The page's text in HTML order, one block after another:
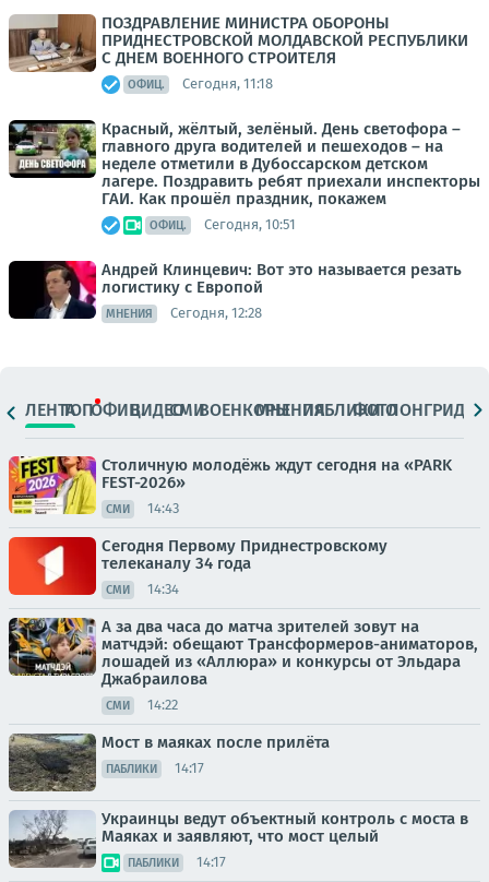
ПОЗДРАВЛЕНИЕ МИНИСТРА ОБОРОНЫ
ПРИДНЕСТРОВСКОЙ МОЛДАВСКОЙ РЕСПУБЛИКИ
С ДНЕМ ВОЕННОГО СТРОИТЕЛЯ
ОФИЦ. Сегодня, 11:18
Красный, жёлтый, зелёный. День светофора –
главного друга водителей и пешеходов – на
неделе отметили в Дубоссарском детском
лагере. Поздравить ребят приехали инспекторы
ГАИ. Как прошёл праздник, покажем
ОФИЦ. Сегодня, 10:51
Андрей Клинцевич: Вот это называется резать
логистику с Европой
МНЕНИЯ Сегодня, 12:28
ЛЕНТАТОПОФИЦ.ВИДЕОСМИВОЕНКОРЫМНЕНИЯПАБЛИКИ
ФОТОЛОНГРИДЫ
Столичную молодёжь ждут сегодня на «PARK
FEST-2026»
СМИ 14:43
Сегодня Первому Приднестровскому
телеканалу 34 года
СМИ 14:34
А за два часа до матча зрителей зовут на
матчдэй: обещают Трансформеров-аниматоров,
лошадей из «Аллюра» и конкурсы от Эльдара
Джабраилова
СМИ 14:22
Мост в маяках после прилёта
ПАБЛИКИ 14:17
Украинцы ведут объектный контроль с моста в
Маяках и заявляют, что мост целый
ПАБЛИКИ 14:17